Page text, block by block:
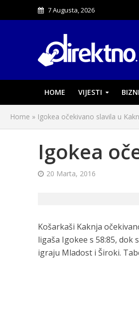
7 Augusta, 2026
HOME VIJESTI
Home » Igokea očekivano slavila u
Igokea
20 Marta, 2016
Košarkaši Kaknja
ligaša Igokee s 58:85, dok
igraju Mladost i Široki.